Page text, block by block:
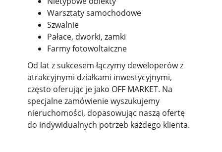
Warsztaty samochodowe
Szwalnie
Pałace, dworki, zamki
Farmy fotowoltaiczne
Od lat z sukcesem łączymy deweloperów z
atrakcyjnymi działkami inwestycyjnymi,
często oferując je jako OFF MARKET. Na
specjalne zamówienie wyszukujemy
nieruchomości, dopasowując naszą ofertę
do indywidualnych potrzeb każdego klienta.